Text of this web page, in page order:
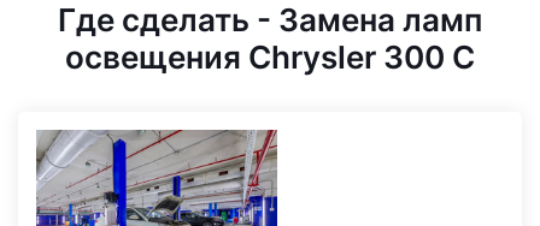
Где сделать - Замена ламп
освещения Chrysler 300 C